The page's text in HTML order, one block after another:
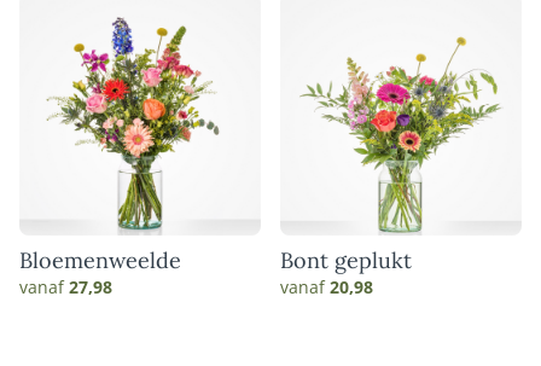
Bloemenweelde
vanaf27,98
Bont geplukt
vanaf20,98